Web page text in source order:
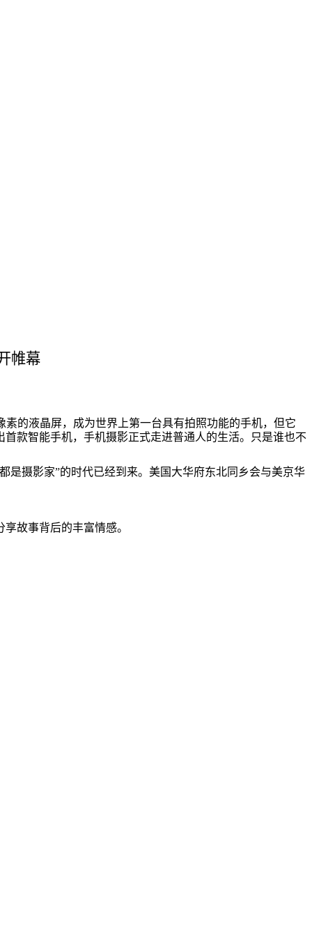
帷幕
素的液晶屏，成为世界上第一台具有拍照功能的手机，但它
首款智能手机，手机摄影正式走进普通人的生活。只是谁也不
是摄影家”的时代已经到来。美国大华府东北同乡会与美京华
故事背后的丰富情感。